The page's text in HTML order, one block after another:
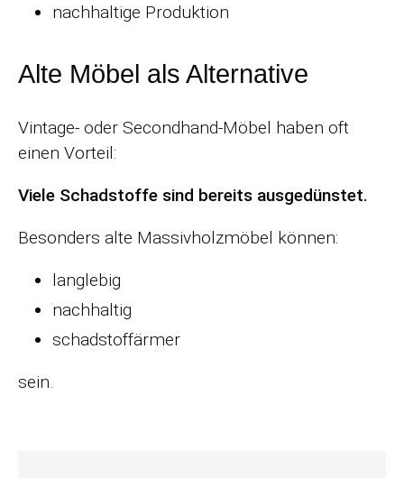
nachhaltige Produktion
Alte Möbel als Alternative
Vintage- oder Secondhand-Möbel haben oft
einen Vorteil:
Viele Schadstoffe sind bereits ausgedünstet.
Besonders alte Massivholzmöbel können:
langlebig
nachhaltig
schadstoffärmer
sein.